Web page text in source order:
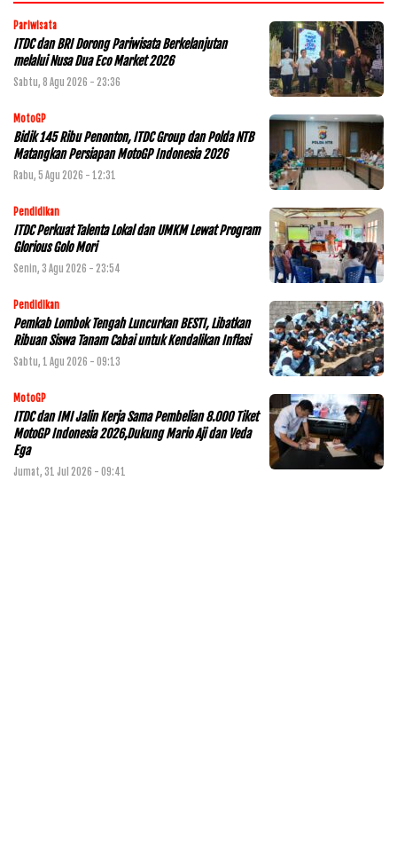
Pariwisata
ITDC dan BRI Dorong Pariwisata Berkelanjutan
melalui Nusa Dua Eco Market 2026
Sabtu, 8 Agu 2026 - 23:36
MotoGP
Bidik 145 Ribu Penonton, ITDC Group dan Polda NTB
Matangkan Persiapan MotoGP Indonesia 2026
Rabu, 5 Agu 2026 - 12:31
Pendidikan
ITDC Perkuat Talenta Lokal dan UMKM Lewat Program
Glorious Golo Mori
Senin, 3 Agu 2026 - 23:54
Pendidikan
Pemkab Lombok Tengah Luncurkan BESTI, Libatkan
Ribuan Siswa Tanam Cabai untuk Kendalikan Inflasi
Sabtu, 1 Agu 2026 - 09:13
MotoGP
ITDC dan IMI Jalin Kerja Sama Pembelian 8.000 Tiket
MotoGP Indonesia 2026,Dukung Mario Aji dan Veda
Ega
Jumat, 31 Jul 2026 - 09:41